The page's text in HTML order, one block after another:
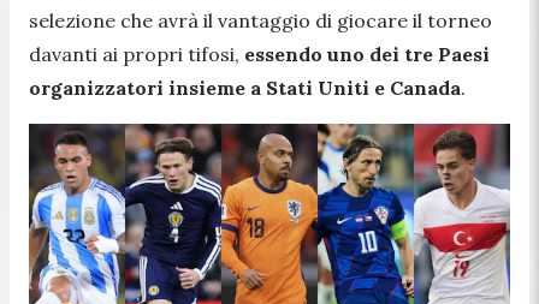
selezione che avrà il vantaggio di giocare il torneo
davanti ai propri tifosi, essendo uno dei tre Paesi
organizzatori insieme a Stati Uniti e Canada.